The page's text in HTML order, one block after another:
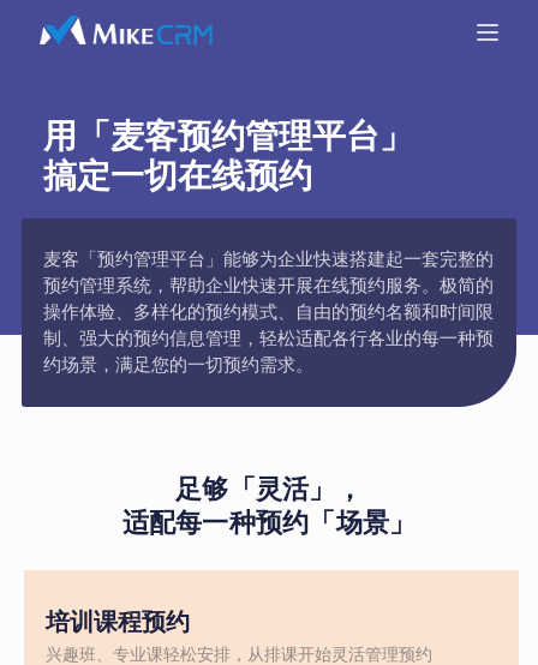
用「麦客预约管理平台」
搞定一切在线预约
麦客「预约管理平台」能够为企业快速搭建起一套完整的
预约管理系统，帮助企业快速开展在线预约服务。极简的
操作体验、多样化的预约模式、自由的预约名额和时间限
制、强大的预约信息管理，轻松适配各行各业的每一种预
约场景，满足您的一切预约需求。
足够「灵活」，
适配每一种预约「场景」
培训课程预约
兴趣班、专业课轻松安排，从排课开始灵活管理预约